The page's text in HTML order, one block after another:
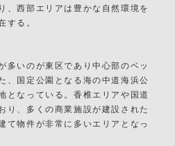
、西部エリアは豊かな自然環境を
する。
多いのが東区であり中心部のベッ
、国定公園となる海の中道海浜公
となっている。香椎エリアや国道
り、多くの商業施設が建設された
て物件が非常に多いエリアとなっ